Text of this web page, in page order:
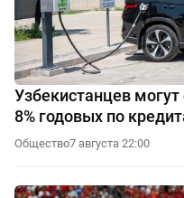
Узбекистанцев
8% годовых по
Общество7 августа 22:00